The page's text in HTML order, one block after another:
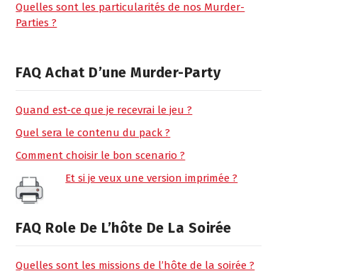
Quelles sont les particularités de nos Murder-
Parties ?
FAQ Achat D’une Murder-Party
Quand est-ce que je recevrai le jeu ?
Quel sera le contenu du pack ?
Comment choisir le bon scenario ?
Et si je veux une version imprimée ?
FAQ Role De L’hôte De La Soirée
Quelles sont les missions de l’hôte de la soirée ?